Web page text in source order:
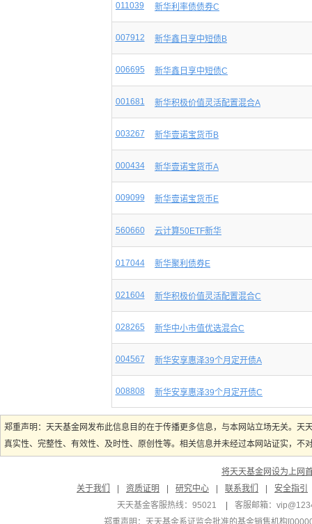
011039 新华利率债债券C
007912 新华鑫日享中短债B
006695 新华鑫日享中短债C
001681 新华积极价值灵活配置混合A
003267 新华壹诺宝货币B
000434 新华壹诺宝货币A
009099 新华壹诺宝货币E
560660 云计算50ETF新华
017044 新华聚利债券E
021604 新华积极价值灵活配置混合C
028265 新华中小市值优选混合C
004567 新华安享惠泽39个月定开债A
008808 新华安享惠泽39个月定开债C
郑重声明：天天基金网发布此信息目的在于传播更多信息，与本网站立场无关。
真实性、完整性、有效性、及时性、原创性等。相关信息并未经过本网站证实，
将天天基金网设为上网
关于我们
资质证明 研究中心 联系我们
安全指引
天天基金客服热线：95021
客服邮箱：
郑重声明： 天天基金系证监会批准的基金销售机构